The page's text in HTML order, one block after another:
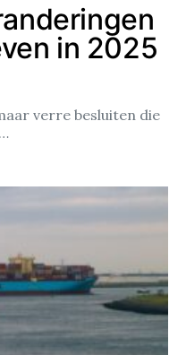
in 2025
verre besluiten die